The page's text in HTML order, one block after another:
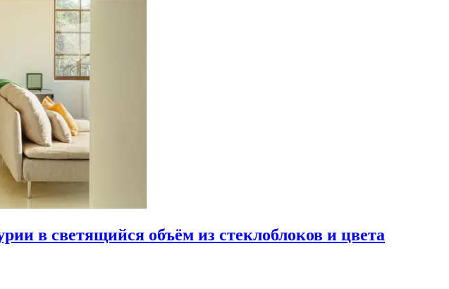
в светящийся объём из стеклоблоков и цвета